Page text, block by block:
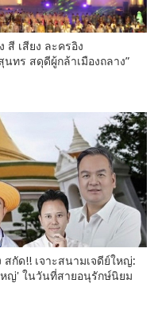
สี เสียง ละครอิง
ทร สดุดีผู้กล้าเมืองถลาง”
กัด!! เจาะสนามเจดีย์ใหญ่:
ญ่' ในวันที่สายอนุรักษ์นิยม